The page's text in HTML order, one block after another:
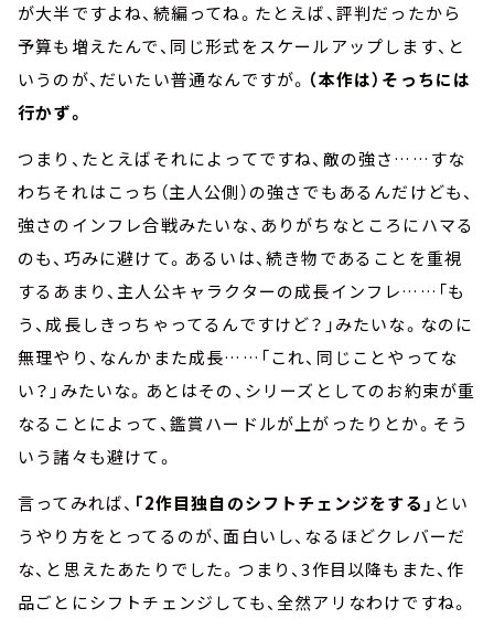
が大半ですよね、続編ってね。たとえば、評判だったから
予算も増えたんで、同じ形式をスケールアップします、と
いうのが、だいたい普通なんですが。 （本作は）そっちには
行かず。
つまり、たとえばそれによってですね、敵の強さ……すな
わちそれはこっち（主人公側）の強さでもあるんだけども、
強さのインフレ合戦みたいな、ありがちなところにハマる
のも、巧みに避けて。あるいは、続き物であることを重視
するあまり、主人公キャラクターの成長インフレ……「も
う、成長しきっちゃってるんですけど？」みたいな。なのに
無理やり、なんかまた成長……「これ、同じことやってな
い？」みたいな。あとはその、シリーズとしてのお約束が重
なることによって、鑑賞ハードルが上がったりとか。そう
いう諸々も避けて。
言ってみれば、 「2作目独自のシフトチェンジをする」 とい
うやり方をとってるのが、面白いし、なるほどクレバーだ
な、と思えたあたりでした。つまり、3作目以降もまた、作
品ごとにシフトチェンジしても、全然アリなわけですね。